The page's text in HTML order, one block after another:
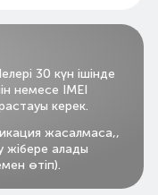
30 күн ішінде
немесе IMEI
керек.
жасалмаса,,
жібере алады
өтіп).